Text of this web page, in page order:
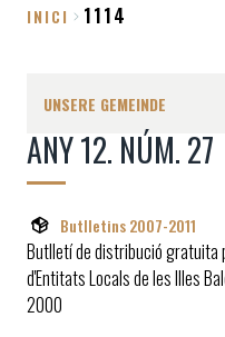
INICI 1114
UNSERE GEMEINDE
ANY 12. NÚM. 27
Butlletins 2007-2011
Butlletí de distribució gratuita
d'Entitats Locals de les Illes
2000